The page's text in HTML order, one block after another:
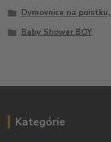
Dymovnice na
Baby Shower BOY
Kategórie